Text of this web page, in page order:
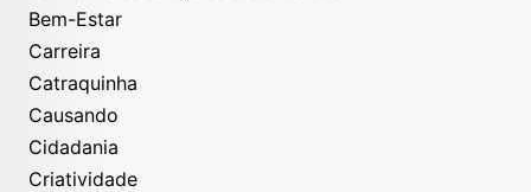
Bem-Estar
Carreira
Catraquinha
Causando
Cidadania
Criatividade